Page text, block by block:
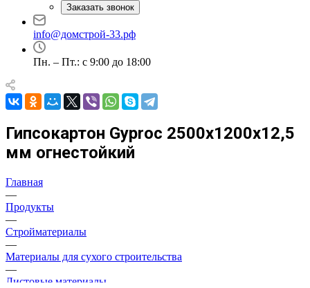
Заказать звонок
info@домстрой-33.рф
Пн. – Пт.: с 9:00 до 18:00
Гипсокартон Gyproc 2500х1200х12,5
мм огнестойкий
Главная
—
Продукты
—
Стройматериалы
—
Материалы для сухого строительства
—
Листовые материалы